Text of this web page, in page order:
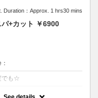
Duration：Approx. 1 hrs30 mins
パ+カット ￥6900
でも☆